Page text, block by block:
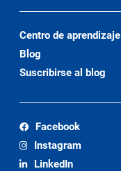
Centro de aprendizaje
Blog
Suscribirse al blog
Facebook
Instagram
LinkedIn